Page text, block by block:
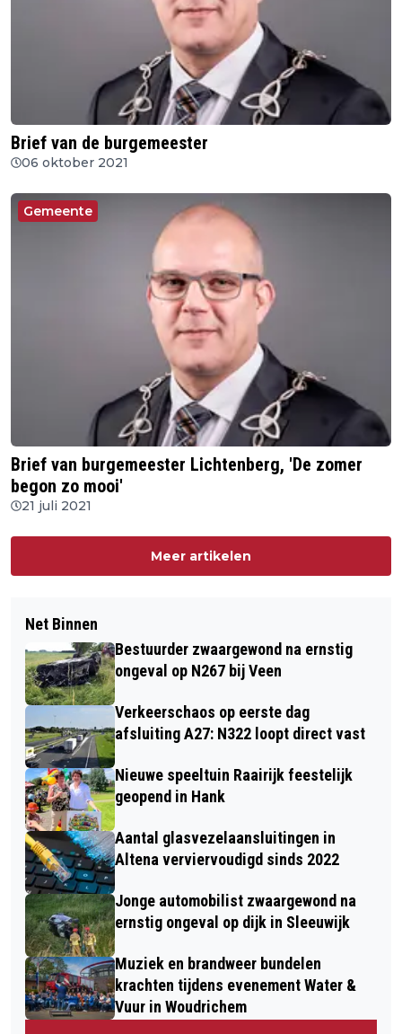
Brief van de burgemeester
06 oktober 2021
Gemeente
Brief van burgemeester Lichtenberg, 'De zomer
begon zo mooi'
21 juli 2021
Meer artikelen
Net Binnen
Bestuurder zwaargewond na ernstig
ongeval op N267 bij Veen
Verkeerschaos op eerste dag
afsluiting A27: N322 loopt direct vast
Nieuwe speeltuin Raairijk feestelijk
geopend in Hank
Aantal glasvezelaansluitingen in
Altena verviervoudigd sinds 2022
Jonge automobilist zwaargewond na
ernstig ongeval op dijk in Sleeuwijk
Muziek en brandweer bundelen
krachten tijdens evenement Water &
Vuur in Woudrichem